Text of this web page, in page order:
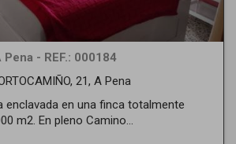
- REF.: 000184
21, A Pena
enclavada en una finca totalmente
m2. En pleno Camino...